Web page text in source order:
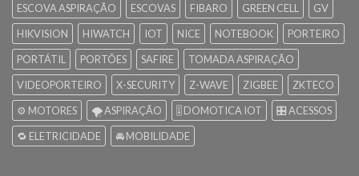
ESCOVA ASPIRAÇÃO
ESCOVAS FIBARO GREEN CELL
GV
HIKVISION
HIWATCH IOT NICE NOTEBOOK
PORTEIRO
PORTÁTIL
PORTÕES SAFIRE
TOMADA ASPIRAÇÃO
VIDEOPORTEIRO
X-SECURITY Z-WAVE ZIGBEE
ZKTECO
⚙️ MOTORES
🌪️ ASPIRAÇÃO 🎚️ DOMOTICA IOT
🎛️ ACESSOS
🔁 ELETRICIDADE
🚘 MOBILIDADE